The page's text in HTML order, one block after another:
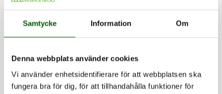
Samtycke Information Om
Denna webbplats använder cookies
Vi använder enhetsidentifierare för att webbplatsen ska
fungera bra för dig, för att tillhandahålla funktioner för
undervisning.
Länsstyrelsen eller Skogsstyrelsen. När det blev dags
att söka praktikplats för verksamhetsförlagd
utbildning, råkade Maja Bergenstråle se en annons